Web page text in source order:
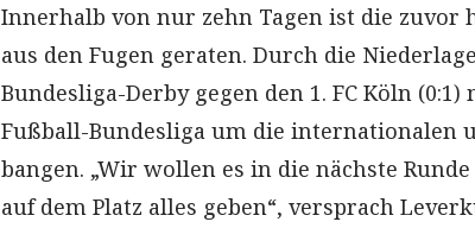
Innerhalb von nur zehn Tagen ist die zuvor
aus den Fugen geraten. Durch die
Bundesliga-Derby gegen den 1. FC Köln
Fußball-Bundesliga um die internationalen
bangen. „Wir wollen es in die nächste
auf dem Platz alles geben“, versprach